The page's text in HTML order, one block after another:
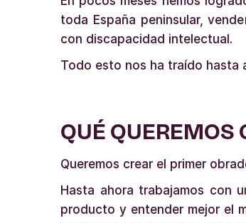
toda España peninsular,
con discapacidad intelectual.
Todo esto nos ha traído hasta
QUÉ QUEREMOS
Queremos crear el primer
Hasta ahora trabajamos con
producto y entender mejor el